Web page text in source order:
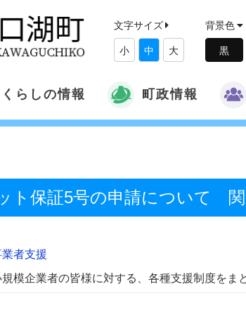
文字サイズ
小 中 大
背景色
くらしの情報 町政情報
ト保証5号の申請について
者支援
模企業者の皆様に対する、各種支援制度をま